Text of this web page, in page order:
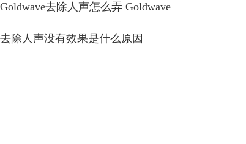
Goldwave去除人声怎么弄 Goldwave
去除人声没有效果是什么原因